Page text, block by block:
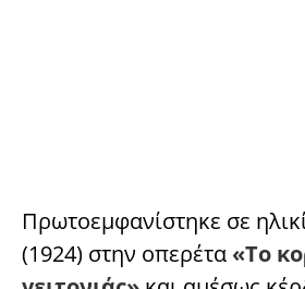
Πρωτοεμφανίστηκε σε
(1924) στην οπερέτα «Το